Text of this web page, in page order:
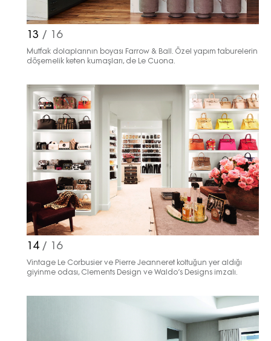
13 / 16
Mutfak dolaplarının boyası Farrow & Ball. Özel yapım taburelerin
döşemelik keten kumaşları, de Le Cuona.
14/ 16
Vintage Le Corbusier ve Pierre Jeanneret koltuğun yer aldığı
giyinme odası, Clements Design ve Waldo’s Designs imzalı.